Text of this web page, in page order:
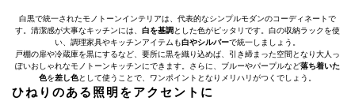
白黒で統一されたモノトーンインテリアは、代表的なシンプルモダンのコーディネートで
す。清潔感が大事なキッチンには、 白を基調 とした色がピッタリです。白の収納ラックを使
い、調理家具やキッチンアイテムも白やシルバーで統一しましょう。
戸棚の扉や冷蔵庫を黒にするなど、要所に黒を織り込めば、引き締まった空間となり大人っ
ぽいおしゃれなモノトーンキッチンにできます。さらに、ブルーやパープルなど落ち着いた
色を差し色として使うことで、ワンポイントとなりメリハリがつくでしょう。
ひねりのある照明をアクセントに